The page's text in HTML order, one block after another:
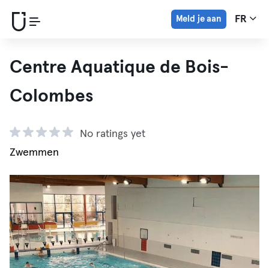
Meld je aan FR
Centre Aquatique de Bois-
Colombes
No ratings yet
Zwemmen